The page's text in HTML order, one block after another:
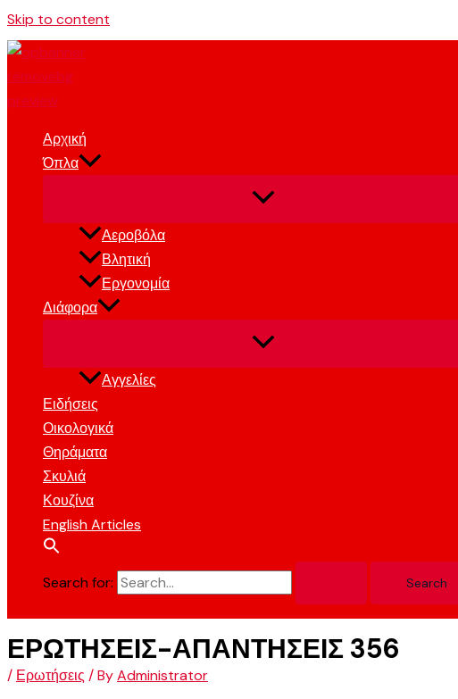
Skip to content
Αρχική
Όπλα
Αεροβόλα
Βλητική
Εργονομία
Διάφορα
Αγγελίες
Ειδήσεις
Οικολογικά
Θηράματα
Σκυλιά
Κουζίνα
English Articles
Search for:
ΕΡΩΤΗΣΕΙΣ-ΑΠΑΝΤΗΣΕΙΣ 356
/ Ερωτήσεις / ByAdministrator